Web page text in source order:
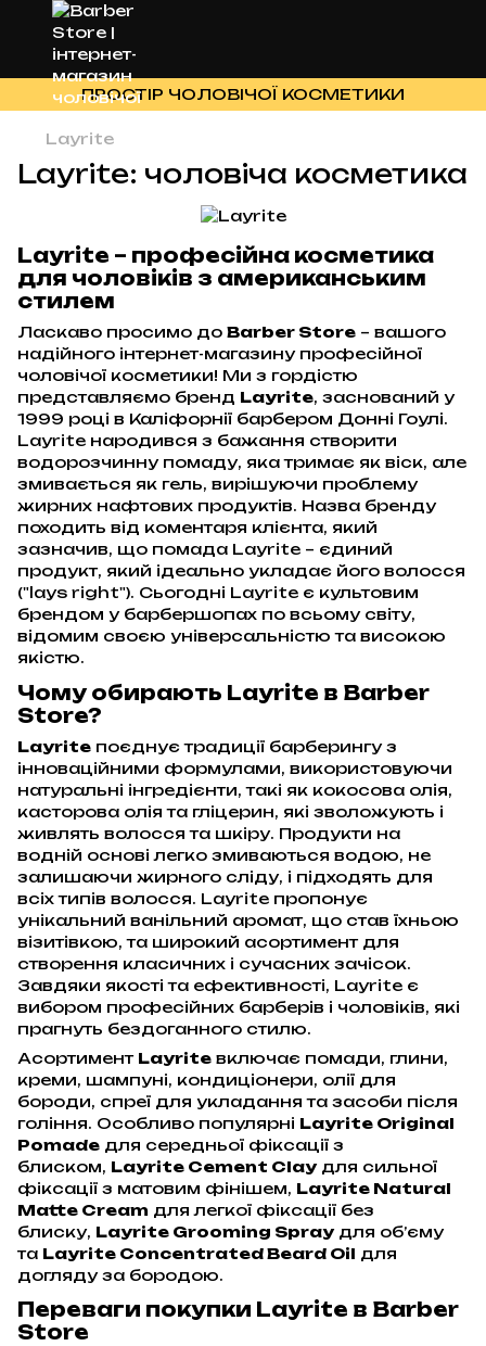
ПРОСТІР ЧОЛОВІЧОЇ КОСМЕТИКИ
Layrite
Layrite: чоловіча косметика
Layrite – професійна косметика
для чоловіків з американським
стилем
Ласкаво просимо до Barber Store – вашого
надійного інтернет-магазину професійної
чоловічої косметики! Ми з гордістю
представляємо бренд Layrite, заснований у
1999 році в Каліфорнії барбером Донні Гоулі.
Layrite народився з бажання створити
водорозчинну помаду, яка тримає як віск, але
змивається як гель, вирішуючи проблему
жирних нафтових продуктів. Назва бренду
походить від коментаря клієнта, який
зазначив, що помада Layrite – єдиний
продукт, який ідеально укладає його волосся
("lays right"). Сьогодні Layrite є культовим
брендом у барбершопах по всьому світу,
відомим своєю універсальністю та високою
якістю.
Чому обирають Layrite в Barber
Store?
Layrite поєднує традиції барберингу з
інноваційними формулами, використовуючи
натуральні інгредієнти, такі як кокосова олія,
касторова олія та гліцерин, які зволожують і
живлять волосся та шкіру. Продукти на
водній основі легко змиваються водою, не
залишаючи жирного сліду, і підходять для
всіх типів волосся. Layrite пропонує
унікальний ванільний аромат, що став їхньою
візитівкою, та широкий асортимент для
створення класичних і сучасних зачісок.
Завдяки якості та ефективності, Layrite є
вибором професійних барберів і чоловіків, які
прагнуть бездоганного стилю.
Асортимент Layrite включає помади, глини,
креми, шампуні, кондиціонери, олії для
бороди, спреї для укладання та засоби після
гоління. Особливо популярні Layrite Original
Pomade для середньої фіксації з
блиском, Layrite Cement Clayдля сильної
фіксації з матовим фінішем, Layrite Natural
Matte Cream для легкої фіксації без
блиску, Layrite Grooming Sprayдля об’єму
та Layrite Concentrated Beard Oil для
догляду за бородою.
Переваги покупки Layrite в Barber
Store